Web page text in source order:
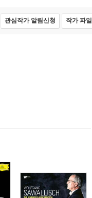
관심작가 알림신청 작가 파일